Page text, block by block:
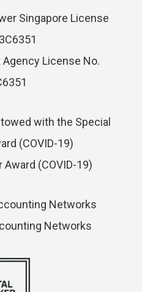
License No.
(COVID-19)
Networks